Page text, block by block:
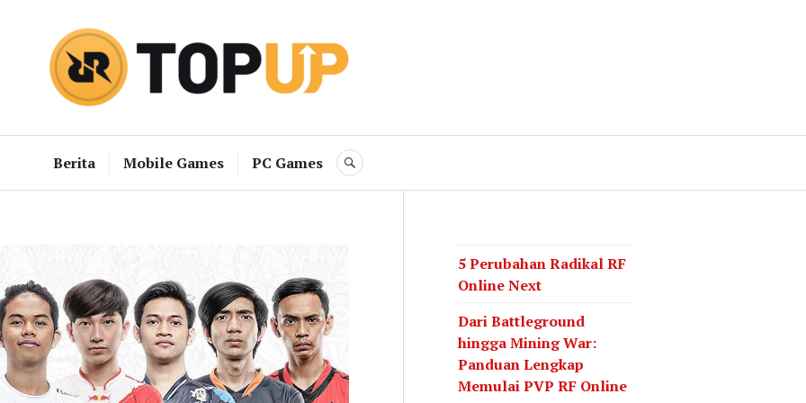
RRQ Topup Blog
Berita Mobile Games PC Games SEARCH
5 Perubahan Radikal RF
Online Next
Dari Battleground
hingga Mining War:
Panduan Lengkap
Memulai PVP RF Online